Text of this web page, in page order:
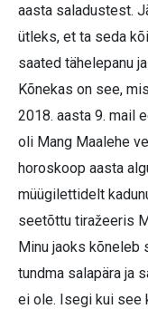
aasta saladustest.
ütleks, et ta seda
saated tähelepanu
Kõnekas on see,
2018. aasta 9. mail
oli Mang Maalehe
horoskoop aasta
müügilettidelt
seetõttu tiražeeris
Minu jaoks
tundma salapära ja
ei ole. Isegi kui see